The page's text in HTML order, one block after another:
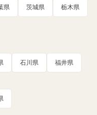
県 茨城県 栃木県
石川県 福井県